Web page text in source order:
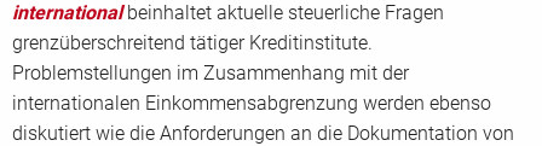
international beinhaltet aktuelle steuerliche Fragen
grenzüberschreitend tätiger Kreditinstitute.
Problemstellungen im Zusammenhang mit der
internationalen Einkommensabgrenzung werden ebenso
diskutiert wie die Anforderungen an die Dokumentation von